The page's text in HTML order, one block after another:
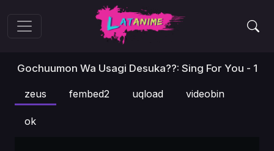
Gochuumon Wa Usagi Desuka??: Sing For You - 1
zeus fembed2 uqload videobin
ok